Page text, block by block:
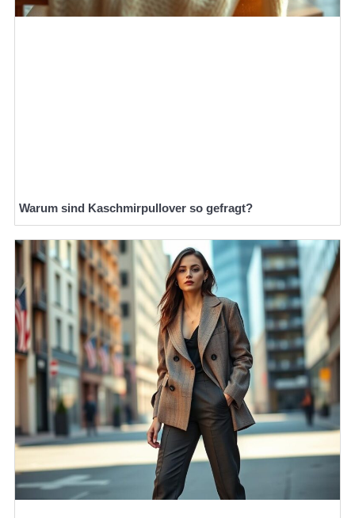
Warum sind Kaschmirpullover so gefragt?